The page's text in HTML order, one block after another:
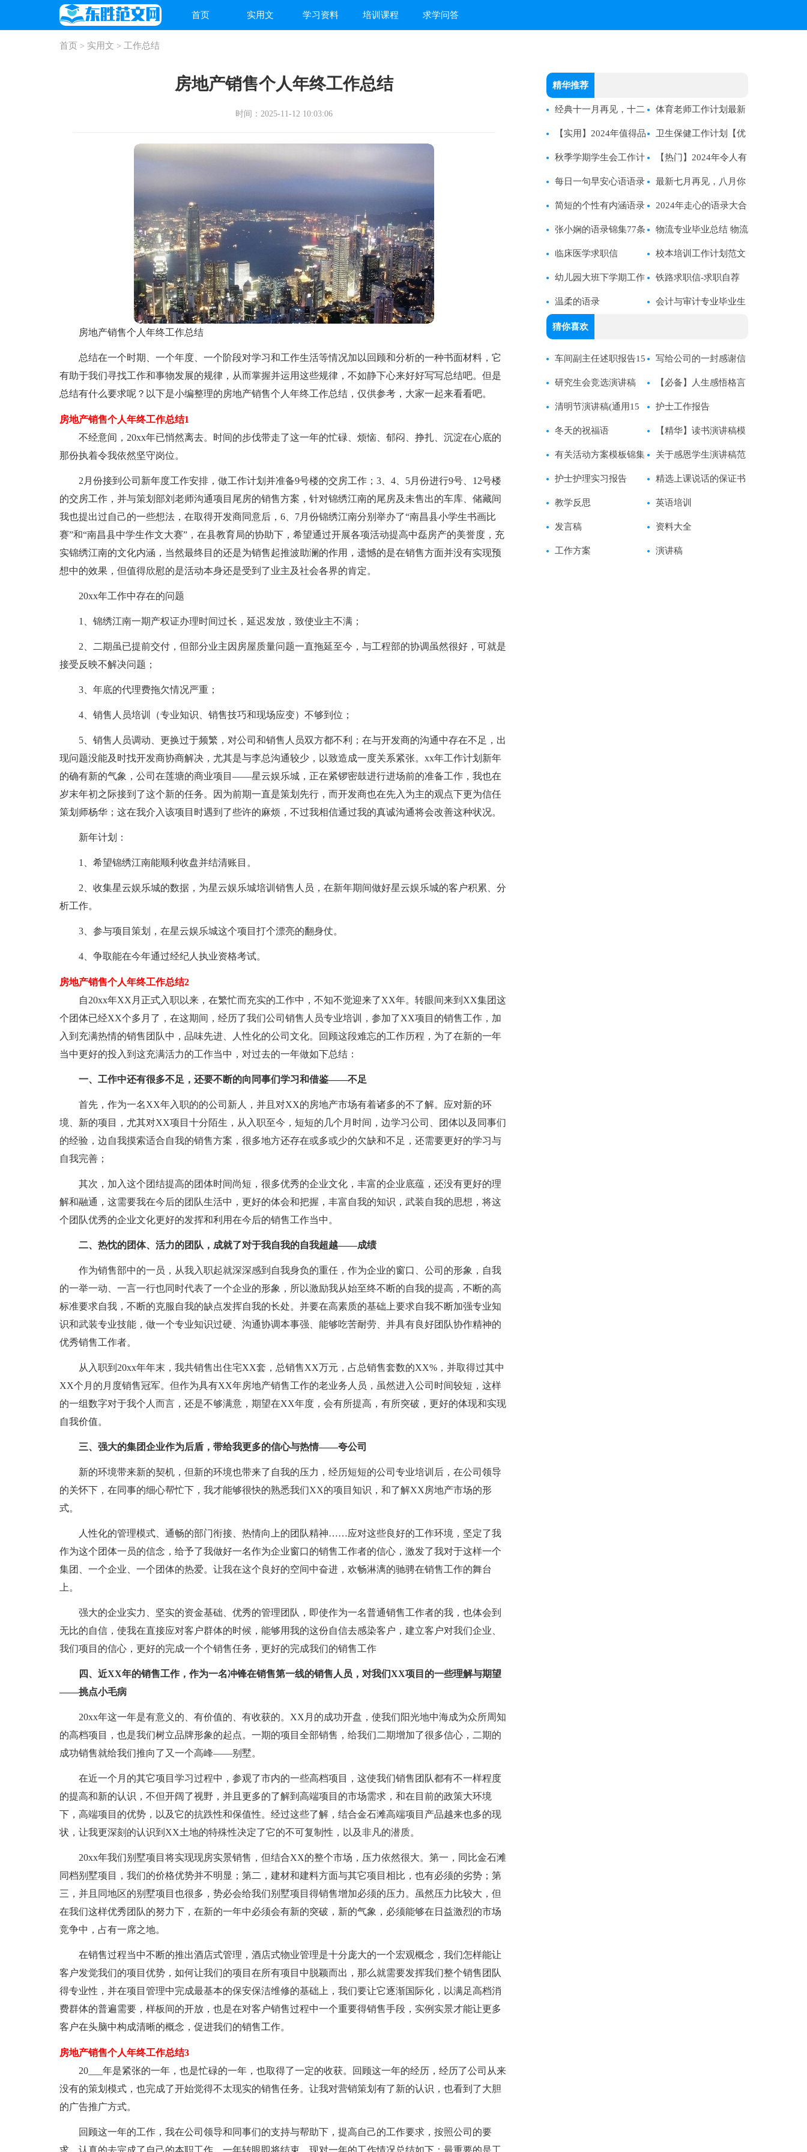
首页 实用文 学习资料 培训课程 求学问答
首页 > 实用文 > 工作总结
房地产销售个人年终工作总结
时间：2025-11-12 10:03:06
房地产销售个人年终工作总结
总结在一个时期、一个年度、一个阶段对学习和工作生活等情况加以回顾和分析的一种书面材料，它
有助于我们寻找工作和事物发展的规律，从而掌握并运用这些规律，不如静下心来好好写写总结吧。但是
总结有什么要求呢？以下是小编整理的房地产销售个人年终工作总结，仅供参考，大家一起来看看吧。
房地产销售个人年终工作总结1
不经意间，20xx年已悄然离去。时间的步伐带走了这一年的忙碌、烦恼、郁闷、挣扎、沉淀在心底的
那份执着令我依然坚守岗位。
2月份接到公司新年度工作安排，做工作计划并准备9号楼的交房工作；3、4、5月份进行9号、12号楼
的交房工作，并与策划部刘老师沟通项目尾房的销售方案，针对锦绣江南的尾房及未售出的车库、储藏间
我也提出过自己的一些想法，在取得开发商同意后，6、7月份锦绣江南分别举办了“南昌县小学生书画比
赛”和“南昌县中学生作文大赛”，在县教育局的协助下，希望通过开展各项活动提高中磊房产的美誉度，充
实锦绣江南的文化内涵，当然最终目的还是为销售起推波助澜的作用，遗憾的是在销售方面并没有实现预
想中的效果，但值得欣慰的是活动本身还是受到了业主及社会各界的肯定。
20xx年工作中存在的问题
1、锦绣江南一期产权证办理时间过长，延迟发放，致使业主不满；
2、二期虽已提前交付，但部分业主因房屋质量问题一直拖延至今，与工程部的协调虽然很好，可就是
接受反映不解决问题；
3、年底的代理费拖欠情况严重；
4、销售人员培训（专业知识、销售技巧和现场应变）不够到位；
5、销售人员调动、更换过于频繁，对公司和销售人员双方都不利；在与开发商的沟通中存在不足，出
现问题没能及时找开发商协商解决，尤其是与李总沟通较少，以致造成一度关系紧张。xx年工作计划新年
的确有新的气象，公司在莲塘的商业项目——星云娱乐城，正在紧锣密鼓进行进场前的准备工作，我也在
岁末年初之际接到了这个新的任务。因为前期一直是策划先行，而开发商也在先入为主的观点下更为信任
策划师杨华；这在我介入该项目时遇到了些许的麻烦，不过我相信通过我的真诚沟通将会改善这种状况。
新年计划：
1、希望锦绣江南能顺利收盘并结清账目。
2、收集星云娱乐城的数据，为星云娱乐城培训销售人员，在新年期间做好星云娱乐城的客户积累、分
析工作。
3、参与项目策划，在星云娱乐城这个项目打个漂亮的翻身仗。
4、争取能在今年通过经纪人执业资格考试。
房地产销售个人年终工作总结2
自20xx年XX月正式入职以来，在繁忙而充实的工作中，不知不觉迎来了XX年。转眼间来到XX集团这
个团体已经XX个多月了，在这期间，经历了我们公司销售人员专业培训，参加了XX项目的销售工作，加
入到充满热情的销售团队中，品味先进、人性化的公司文化。回顾这段难忘的工作历程，为了在新的一年
当中更好的投入到这充满活力的工作当中，对过去的一年做如下总结：
一、工作中还有很多不足，还要不断的向同事们学习和借鉴——不足
首先，作为一名XX年入职的的公司新人，并且对XX的房地产市场有着诸多的不了解。应对新的环
境、新的项目，尤其对XX项目十分陌生，从入职至今，短短的几个月时间，边学习公司、团体以及同事们
的经验，边自我摸索适合自我的销售方案，很多地方还存在或多或少的欠缺和不足，还需要更好的学习与
自我完善；
其次，加入这个团结提高的团体时间尚短，很多优秀的企业文化，丰富的企业底蕴，还没有更好的理
解和融通，这需要我在今后的团队生活中，更好的体会和把握，丰富自我的知识，武装自我的思想，将这
个团队优秀的企业文化更好的发挥和利用在今后的销售工作当中。
二、热忱的团体、活力的团队，成就了对于我自我的自我超越——成绩
作为销售部中的一员，从我入职起就深深感到自我身负的重任，作为企业的窗口、公司的形象，自我
的一举一动、一言一行也同时代表了一个企业的形象，所以激励我从始至终不断的自我的提高，不断的高
标准要求自我，不断的克服自我的缺点发挥自我的长处。并要在高素质的基础上要求自我不断加强专业知
识和武装专业技能，做一个专业知识过硬、沟通协调本事强、能够吃苦耐劳、并具有良好团队协作精神的
优秀销售工作者。
从入职到20xx年年末，我共销售出住宅XX套，总销售XX万元，占总销售套数的XX%，并取得过其中
XX个月的月度销售冠军。但作为具有XX年房地产销售工作的老业务人员，虽然进入公司时间较短，这样
的一组数字对于我个人而言，还是不够满意，期望在XX年度，会有所提高，有所突破，更好的体现和实现
自我价值。
三、强大的集团企业作为后盾，带给我更多的信心与热情——夸公司
新的环境带来新的契机，但新的环境也带来了自我的压力，经历短短的公司专业培训后，在公司领导
的关怀下，在同事的细心帮忙下，我才能够很快的熟悉我们XX的项目知识，和了解XX房地产市场的形
式。
人性化的管理模式、通畅的部门衔接、热情向上的团队精神……应对这些良好的工作环境，坚定了我
作为这个团体一员的信念，给予了我做好一名作为企业窗口的销售工作者的信心，激发了我对于这样一个
集团、一个企业、一个团体的热爱。让我在这个良好的空间中奋进，欢畅淋漓的驰骋在销售工作的舞台
上。
强大的企业实力、坚实的资金基础、优秀的管理团队，即使作为一名普通销售工作者的我，也体会到
无比的自信，使我在直接应对客户群体的时候，能够用我的这份自信去感染客户，建立客户对我们企业、
我们项目的信心，更好的完成一个个销售任务，更好的完成我们的销售工作
四、近XX年的销售工作，作为一名冲锋在销售第一线的销售人员，对我们XX项目的一些理解与期望
——挑点小毛病
20xx年这一年是有意义的、有价值的、有收获的。XX月的成功开盘，使我们阳光地中海成为众所周知
的高档项目，也是我们树立品牌形象的起点。一期的项目全部销售，给我们二期增加了很多信心，二期的
成功销售就给我们推向了又一个高峰——别墅。
在近一个月的其它项目学习过程中，参观了市内的一些高档项目，这使我们销售团队都有不一样程度
的提高和新的认识，不但开阔了视野，并且更多的了解到高端项目的市场需求，和在目前的政策大环境
下，高端项目的优势，以及它的抗跌性和保值性。经过这些了解，结合金石滩高端项目产品越来也多的现
状，让我更深刻的认识到XX土地的特殊性决定了它的不可复制性，以及非凡的潜质。
20xx年我们别墅项目将实现现房实景销售，但结合XX的整个市场，压力依然很大。第一，同比金石滩
同档别墅项目，我们的价格优势并不明显；第二，建材和建料方面与其它项目相比，也有必须的劣势；第
三，并且同地区的别墅项目也很多，势必会给我们别墅项目得销售增加必须的压力。虽然压力比较大，但
在我们这样优秀团队的努力下，在新的一年中必须会有新的突破，新的气象，必须能够在日益激烈的市场
竞争中，占有一席之地。
在销售过程当中不断的推出酒店式管理，酒店式物业管理是十分庞大的一个宏观概念，我们怎样能让
客户发觉我们的项目优势，如何让我们的项目在所有项目中脱颖而出，那么就需要发挥我们整个销售团队
得专业性，并在项目管理中完成最基本的保安保洁维修的基础上，我们要让它逐渐国际化，以满足高档消
费群体的普遍需要，样板间的开放，也是在对客户销售过程中一个重要得销售手段，实例实景才能让更多
客户在头脑中构成清晰的概念，促进我们的销售工作。
房地产销售个人年终工作总结3
20___年是紧张的一年，也是忙碌的一年，也取得了一定的收获。回顾这一年的经历，经历了公司从来
没有的策划模式，也完成了开始觉得不太现实的销售任务。让我对营销策划有了新的认识，也看到了大胆
的广告推广方式。
回顾这一年的工作，我在公司领导和同事们的支持与帮助下，提高自己的工作要求，按照公司的要
求，认真的去完成了自己的本职工作，一年转眼即将结束，现对一年的工作情况总结如下：最重要的是工
精华推荐
经典十一月再见，十二
月你好个性句子语录50句
精选
体育老师工作计划最新
【实用】2024年值得品
味的语录汇编55条
卫生保健工作计划【优
选】
秋季学期学生会工作计
划范文
【热门】2024年令人有
所感悟的语录45条
每日一句早安心语语录
集合63条
最新七月再见，八月你
好语录句子汇总90句
简短的个性有内涵语录
摘录70句
2024年走心的语录大合
集66条
张小娴的语录锦集77条 物流专业毕业总结 物流
专业毕业生求职信
临床医学求职信 校本培训工作计划范文
幼儿园大班下学期工作
计划【通用】
铁路求职信-求职自荐
信
温柔的语录 会计与审计专业毕业生
猜你喜欢
车间副主任述职报告15
篇
写给公司的一封感谢信
研究生会竞选演讲稿 【必备】人生感悟格言
集合55条
清明节演讲稿(通用15
篇)
护士工作报告
冬天的祝福语 【精华】读书演讲稿模
板7篇
有关活动方案模板锦集
7篇
关于感恩学生演讲稿范
文集合8篇
护士护理实习报告 精选上课说话的保证书
4篇
教学反思 英语培训
发言稿 资料大全
工作方案 演讲稿